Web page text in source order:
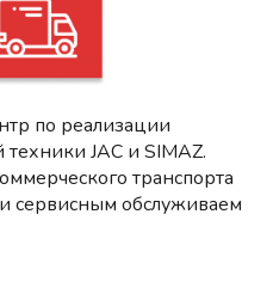
по реализации
JAC и SIMAZ.
транспорта
сервисным обслуживаем